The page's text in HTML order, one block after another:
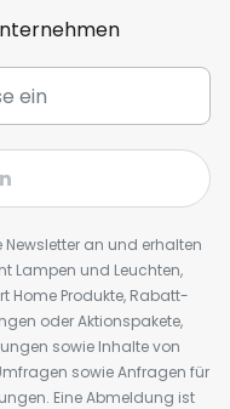
an und erhalten
Lampen und Leuchten,
Home Produkte, Rabatt-
oder Aktionspakete,
sowie Inhalte von
sowie Anfragen für
Eine Abmeldung ist